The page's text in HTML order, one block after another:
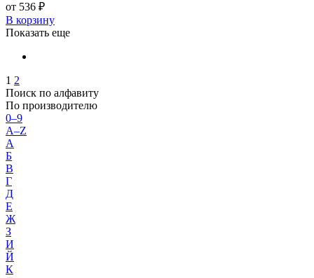
от 536 ₽
В корзину
Показать еще
1 2
Поиск по алфавиту
По производителю
0–9
A–Z
А
Б
В
Г
Д
Е
Ж
З
И
Й
К